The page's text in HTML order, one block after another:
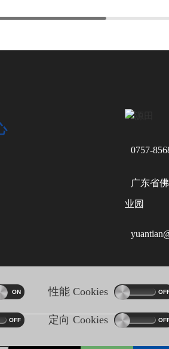
性能 Cookies
定向 Cookies
0757-
广东省
业园